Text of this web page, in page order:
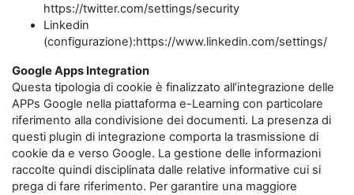
https://twitter.com/settings/security
Linkedin
(configurazione):https://www.linkedin.com/settings/
Google Apps Integration
Questa tipologia di cookie è finalizzato all’integrazione delle
APPs Google nella piattaforma e-Learning con particolare
riferimento alla condivisione dei documenti. La presenza di
questi plugin di integrazione comporta la trasmissione di
cookie da e verso Google. La gestione delle informazioni
raccolte quindi disciplinata dalle relative informative cui si
prega di fare riferimento. Per garantire una maggiore